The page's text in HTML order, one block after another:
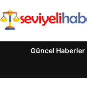
Güncel Haberler